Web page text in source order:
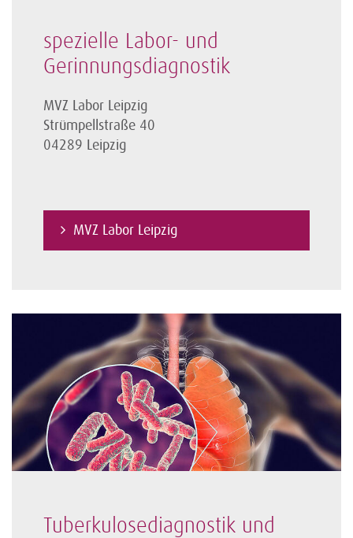
spezielle Labor- und
Gerinnungsdiagnostik
MVZ Labor Leipzig
Strümpellstraße 40
04289 Leipzig
MVZ Labor Leipzig
Tuberkulosediagnostik und